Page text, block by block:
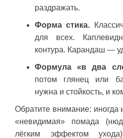
раздражать.
Форма стика.
для всех.
контура. Карандаш —
Формула «в два
потом глянец или
нужна и стойкость, и
Обратите внимание: иногда
«невидимая» помада
лёгким эффектом